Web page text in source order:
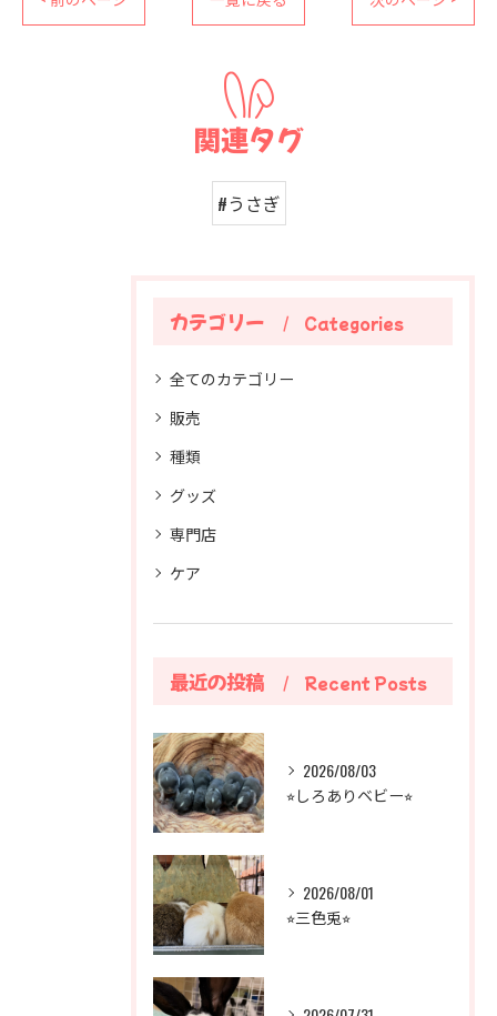
関連タグ
#うさぎ
カテゴリー Categories
全てのカテゴリー
販売
種類
グッズ
専門店
ケア
最近の投稿 Recent Posts
2026/08/03
⭐︎しろありベビー⭐︎
2026/08/01
⭐︎三色兎⭐︎